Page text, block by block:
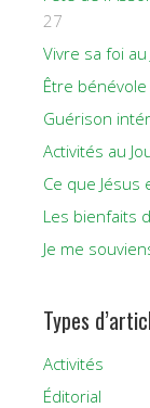
27
Vivre sa foi au
Être
Guérison
Activités au
Ce que Jésus
Les bienfaits
Je me
Types
Activités
Éditorial